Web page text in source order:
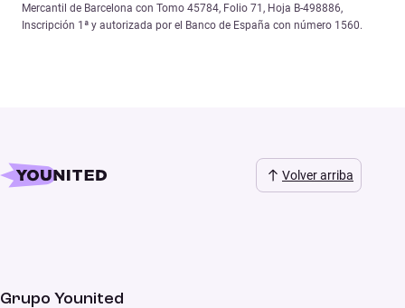
Mercantil de Barcelona con Tomo 45784, Folio 71, Hoja B-498886,
Inscripción 1ª y autorizada por el Banco de España con número 1560.
Volver arriba
Grupo Younited